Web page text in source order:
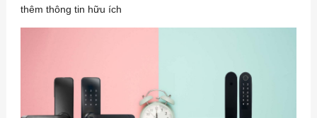
thêm thông tin hữu ích